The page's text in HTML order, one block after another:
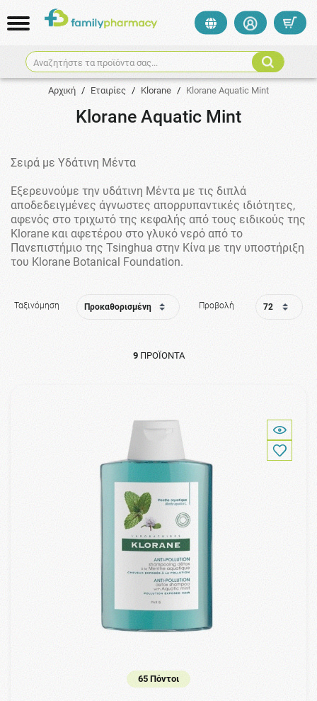
Αναζητήστε τα προϊόντα σας...
Αρχική / Εταιρίες / Klorane / Klorane Aquatic Mint
Klorane Aquatic Mint
Σειρά με Υδάτινη Μέντα
Εξερευνούμε την υδάτινη Μέντα με τις διπλά
αποδεδειγμένες άγνωστες απορρυπαντικές ιδιότητες,
αφενός στο τριχωτό της κεφαλής από τους ειδικούς της
Κlorane και αφετέρου στο γλυκό νερό από το
Πανεπιστήμιο της Tsinghua στην Κίνα με την υποστήριξη
του Klorane Botanical Foundation.
Ταξινόμηση Προβολή
9ΠΡΟΪΌΝΤΑ
65 Πόντοι